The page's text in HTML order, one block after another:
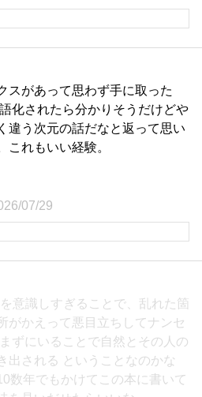
スがあって思わず手に取った
化されたら分かりそうだけどや
違う次元の話だなと返って思い
これもいい経験。
07/29
意識しすぎることで、乱れた箇
がかえって悪目立ちしてナンセ
ずにいることで自然とその人の
出される ということなのかな
数年でもかけてこの本に書いて